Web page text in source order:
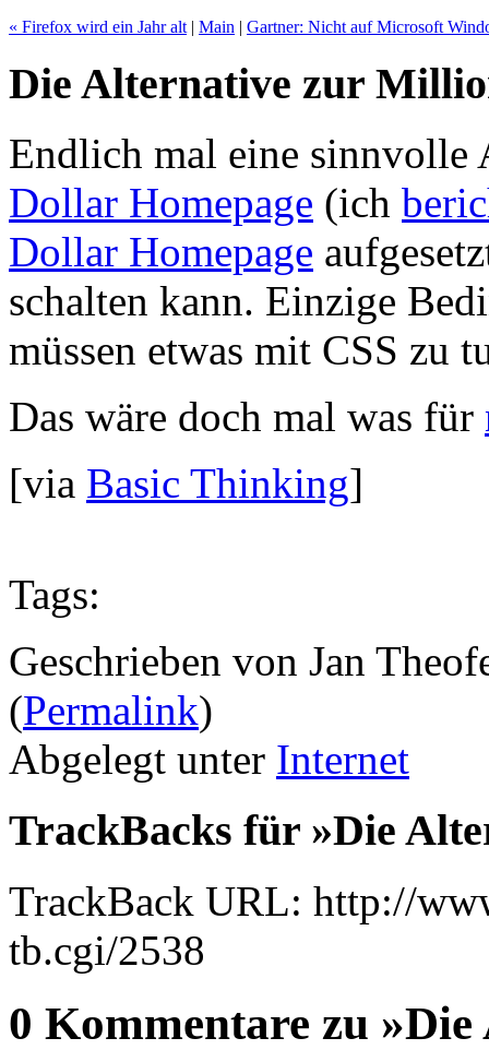
« Firefox wird ein Jahr alt | Main | Gartner: Nicht auf Microsoft
Die Alternative zur
Endlich mal eine sinnvolle
Dollar Homepage (ich
Dollar Homepage
schalten kann. Einzige
müssen etwas mit CSS zu
Das wäre doch mal was für
[via Basic Thinking]
Tags:
Geschrieben von Jan
(Permalink)
Abgelegt unter Internet
TrackBacks für »Die
TrackBack URL: http://
tb.cgi/2538
0 Kommentare zu